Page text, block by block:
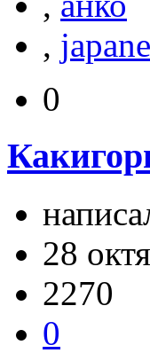
,
0
28
2270
0